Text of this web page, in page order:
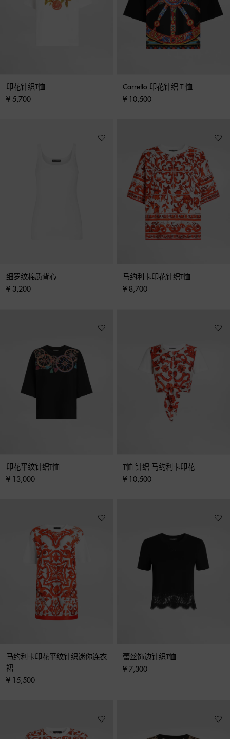
印花针织T恤
¥ 5,700
Carretto 印花针织 T 恤
¥ 10,500
细罗纹棉质背心
¥ 3,200
马约利卡印花针织T恤
¥ 8,700
印花平纹针织T恤
¥ 13,000
T恤 针织 马约利卡印花
¥ 10,500
马约利卡印花平纹针织迷你连衣
裙
¥ 15,500
蕾丝饰边针织T恤
¥ 7,300